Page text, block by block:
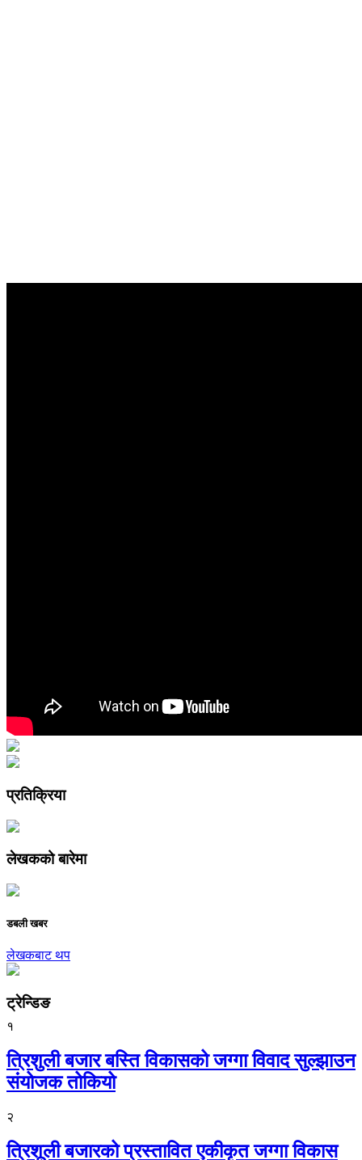
प्रतिक्रिया
लेखकको बारेमा
डबली खबर
लेखकबाट थप
ट्रेन्डिङ
१
त्रिशुली बजार बस्ति विकासको जग्गा विवाद सुल्झाउन
संयोजक तोकियो
२
त्रिशूली बजारको प्रस्तावित एकीकृत जग्गा विकास